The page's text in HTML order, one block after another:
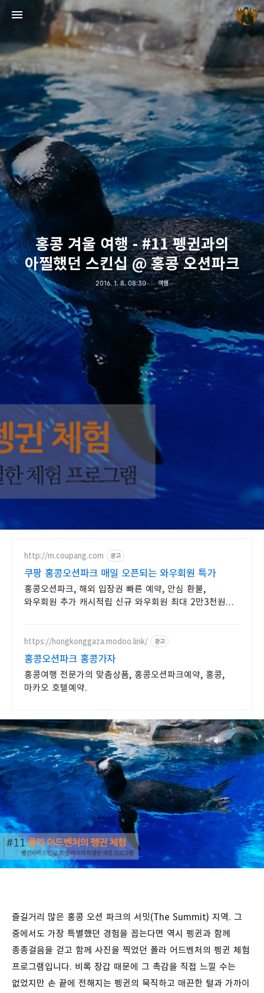
홍콩 겨울 여행 - #11 펭귄과의
아찔했던 스킨십 @ 홍콩 오션파크
2016. 1. 8. 08:30 여행
http://m.coupang.com 광고
쿠팡 홍콩오션파크 매일 오픈되는 와우회원 특가
홍콩오션파크, 해외 입장권 빠른 예약, 안심 환불,
와우회원 추가 캐시적립 신규 와우회원 최대 2만3천원
https://hongkonggaza.modoo.link/ 광고
홍콩오션파크 홍콩가자
홍콩여행 전문가의 맞춤상품, 홍콩오션파크예약, 홍콩,
마카오 호텔예약.
즐길거리 많은 홍콩 오션 파크의 서밋(The Summit) 지역. 그
중에서도 가장 특별했던 경험을 꼽는다면 역시 펭귄과 함께
종종걸음을 걷고 함께 사진을 찍었던 폴라 어드벤처의 펭귄 체험
프로그램입니다. 비록 장갑 때문에 그 촉감을 직접 느낄 수는
없었지만 손 끝에 전해지는 펭귄의 묵직하고 매끈한 털과 가까이
빛으로 쓴 편지
mistyfriday